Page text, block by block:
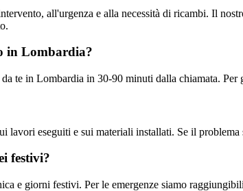
all'urgenza e alla necessità di ricambi. Il
in Lombardia?
te in Lombardia in 30-90 minuti dalla chiamata.
lavori eseguiti e sui materiali installati. Se il
festivi?
e giorni festivi. Per le emergenze siamo